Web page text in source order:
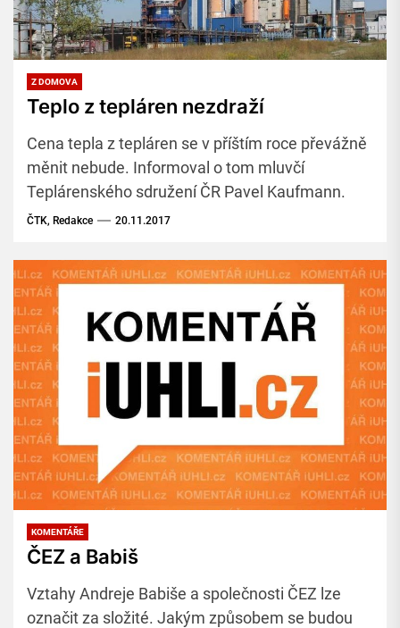
Z DOMOVA
Teplo z tepláren nezdraží
Cena tepla z tepláren se v příštím roce převážně
měnit nebude. Informoval o tom mluvčí
Teplárenského sdružení ČR Pavel Kaufmann.
ČTK, Redakce 20.11.2017
KOMENTÁŘE
ČEZ a Babiš
Vztahy Andreje Babiše a společnosti ČEZ lze
označit za složité. Jakým způsobem se budou